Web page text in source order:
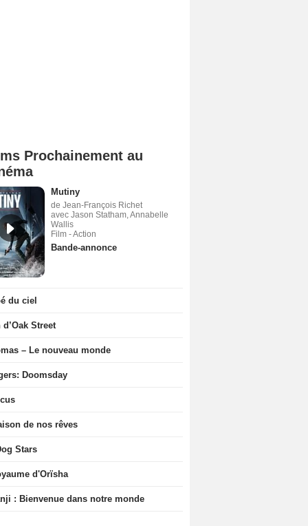
Prochainement au
Mutiny
de Jean-François Richet
avec Jason Statham, Annabelle
Wallis
Film - Action
Bande-annonce
du ciel
Street
– Le nouveau monde
Doomsday
de nos rêves
Stars
d'Orïsha
: Bienvenue dans notre monde